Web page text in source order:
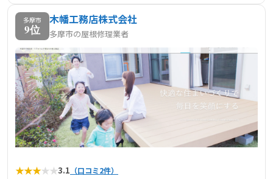
多摩市
9位
木幡工務店株式会社
多摩市の屋根修理業者
★★★★★3.1 （口コミ2件）